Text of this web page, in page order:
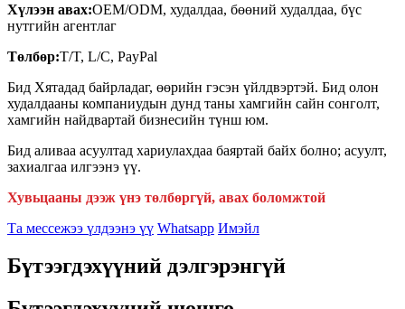
Хүлээн авах:OEM/ODM, худалдаа, бөөний худалдаа, бүс
нутгийн агентлаг
Төлбөр:T/T, L/C, PayPal
Бид Хятадад байрладаг, өөрийн гэсэн үйлдвэртэй. Бид олон
худалдааны компаниудын дунд таны хамгийн сайн сонголт,
хамгийн найдвартай бизнесийн түнш юм.
Бид аливаа асуултад хариулахдаа баяртай байх болно; асуулт,
захиалгаа илгээнэ үү.
Хувьцааны дээж үнэ төлбөргүй, авах боломжтой
Та мессежээ үлдээнэ үү Whatsapp Имэйл
Бүтээгдэхүүний дэлгэрэнгүй